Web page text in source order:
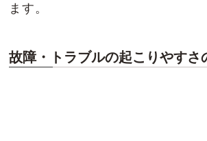
ます。
故障・トラブルの起こりやすさ